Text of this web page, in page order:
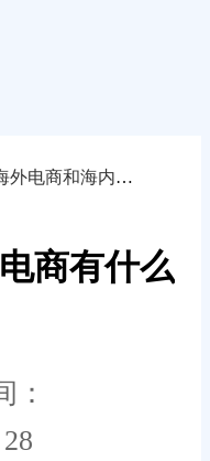
电商和海内电商有什么联系
商有什么
：